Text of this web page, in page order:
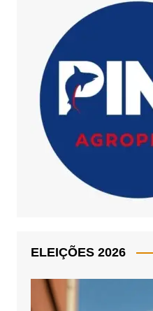
ELEIÇÕES 2026